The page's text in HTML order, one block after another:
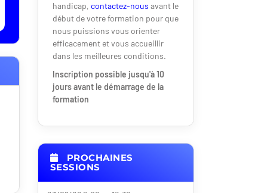
handicap, contactez-nous avant le
début de votre formation pour que
nous puissions vous orienter
efficacement et vous accueillir
dans les meilleures conditions.
Inscription possible jusqu'à 10
jours avant le démarrage de la
formation
PROCHAINES
SESSIONS